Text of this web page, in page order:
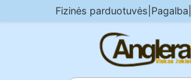
to
Fizinės parduotuvės Pagalba